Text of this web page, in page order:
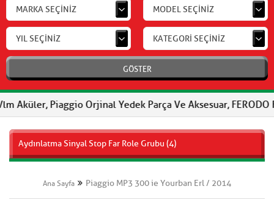
MARKA SEÇİNİZ MODEL SEÇİNİZ
YIL SEÇİNİZ KATEGORİ SEÇİNİZ
GÖSTER
Piaggio Orjinal Yedek Parça Ve Aksesuar, FERODO
Aydınlatma Sinyal Stop Far Role Grubu (4)
Ana Sayfa Piaggio MP3 300 ie Yourban Erl / 2014